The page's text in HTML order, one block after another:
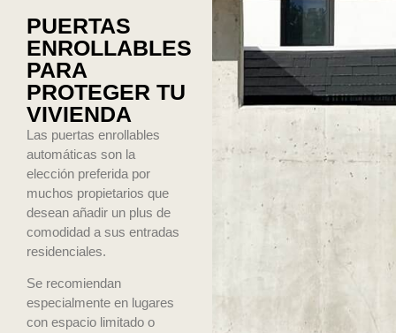
PUERTAS
ENROLLABLES
PARA
PROTEGER TU
VIVIENDA
Las puertas enrollables
automáticas son la
elección preferida por
muchos propietarios que
desean añadir un plus de
comodidad a sus entradas
residenciales.
Se recomiendan
especialmente en lugares
con espacio limitado o